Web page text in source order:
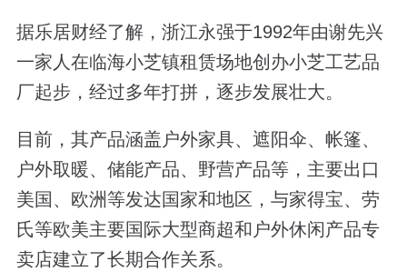
据乐居财经了解，浙江永强于1992年由谢先兴
一家人在临海小芝镇租赁场地创办小芝工艺品
厂起步，经过多年打拼，逐步发展壮大。
目前，其产品涵盖户外家具、遮阳伞、帐篷、
户外取暖、储能产品、野营产品等，主要出口
美国、欧洲等发达国家和地区，与家得宝、劳
氏等欧美主要国际大型商超和户外休闲产品专
卖店建立了长期合作关系。